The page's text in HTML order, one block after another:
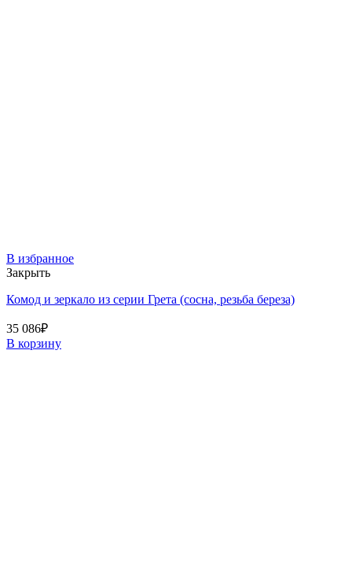
В избранное
Закрыть
Комод и зеркало из серии Грета (сосна, резьба береза)
35 086₽
В корзину